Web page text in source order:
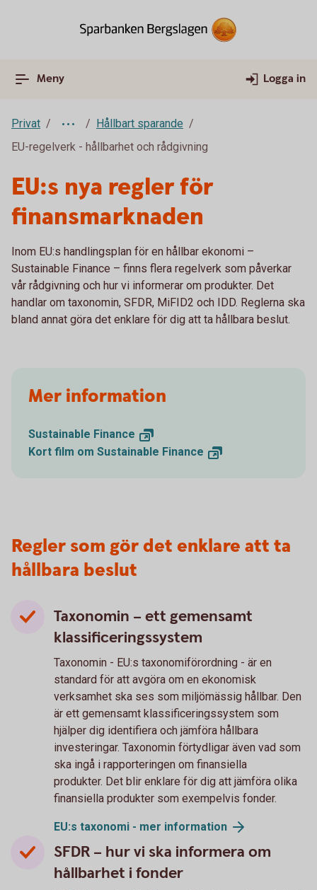
Meny Logga in
Privat
Hållbart sparande
EU-regelverk - hållbarhet och rådgivning
EU:s nya regler för
finansmarknaden
Inom EU:s handlingsplan för en hållbar ekonomi –
Sustainable Finance – finns flera regelverk som påverkar
vår rådgivning och hur vi informerar om produkter. Det
handlar om taxonomin, SFDR, MiFID2 och IDD. Reglerna ska
bland annat göra det enklare för dig att ta hållbara beslut.
Mer information
Sustainable Finance
Kort film om Sustainable Finance
Regler som gör det enklare att ta
hållbara beslut
Taxonomin – ett gemensamt
klassificeringssystem
Taxonomin - EU:s taxonomiförordning - är en
standard för att avgöra om en ekonomisk
verksamhet ska ses som miljömässig hållbar. Den
är ett gemensamt klassificeringssystem som
hjälper dig identifiera och jämföra hållbara
investeringar. Taxonomin förtydligar även vad som
ska ingå i rapporteringen om finansiella
produkter. Det blir enklare för dig att jämföra olika
finansiella produkter som exempelvis fonder.
EU:s taxonomi - mer information
SFDR – hur vi ska informera om
hållbarhet i fonder